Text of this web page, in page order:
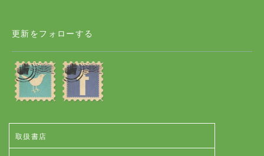
更新をフォローする
取扱書店